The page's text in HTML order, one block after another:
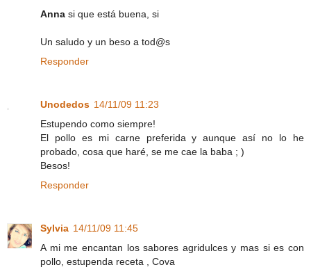
Anna si que está buena, si
Un saludo y un beso a tod@s
Responder
Unodedos 14/11/09 11:23
Estupendo como siempre!
El pollo es mi carne preferida y aunque así no lo he
probado, cosa que haré, se me cae la baba ; )
Besos!
Responder
Sylvia 14/11/09 11:45
A mi me encantan los sabores agridulces y mas si es con
pollo, estupenda receta , Cova